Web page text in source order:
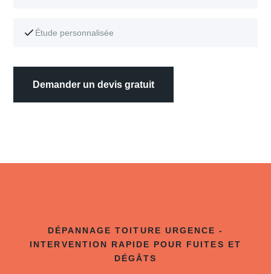
Étude personnalisée
Demander un devis gratuit
DÉPANNAGE TOITURE URGENCE -
INTERVENTION RAPIDE POUR FUITES ET
DÉGÂTS